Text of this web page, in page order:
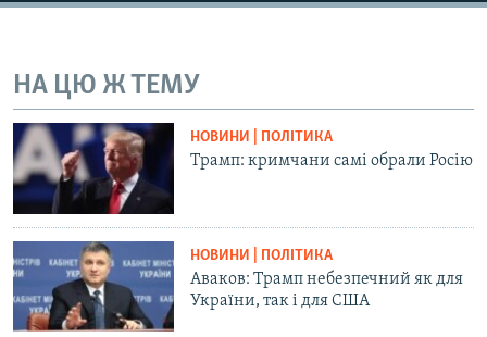
НА ЦЮ Ж ТЕМУ
НОВИНИ | ПОЛІТИКА
Трамп: кримчани самі обрали Росію
НОВИНИ | ПОЛІТИКА
Аваков: Трамп небезпечний як для
України, так і для США